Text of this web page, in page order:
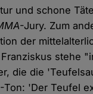
und schone
-Jury. Zum
der
stehe
die die
'Der Teufel